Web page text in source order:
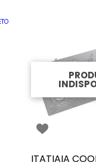
ITATIAIA